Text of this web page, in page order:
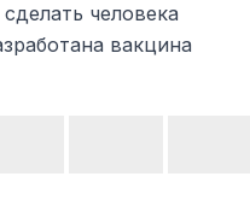
человека
вакцина